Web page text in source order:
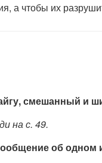
а чтобы их
смешанный и
на с. 49.
об одном